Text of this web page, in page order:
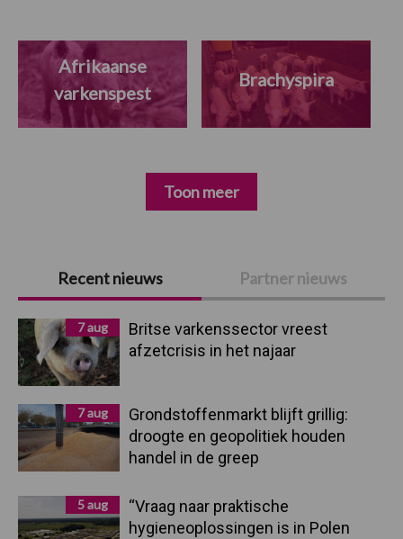
Primaire
Sidebar
Recent nieuws Partner nieuws
7 aug
Britse varkenssector vreest
afzetcrisis in het najaar
7 aug
Grondstoffenmarkt blijft grillig:
droogte en geopolitiek houden
handel in de greep
5 aug
“Vraag naar praktische
hygieneoplossingen is in Polen
Afrikaanse
varkenspest
Brachyspira
Toon meer